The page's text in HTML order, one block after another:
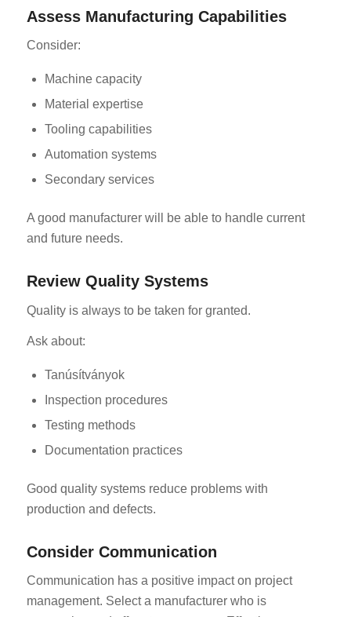
Assess Manufacturing Capabilities
Consider:
Machine capacity
Material expertise
Tooling capabilities
Automation systems
Secondary services
A good manufacturer will be able to handle current
and future needs.
Review Quality Systems
Quality is always to be taken for granted.
Ask about:
Tanúsítványok
Inspection procedures
Testing methods
Documentation practices
Good quality systems reduce problems with
production and defects.
Consider Communication
Communication has a positive impact on project
management. Select a manufacturer who is